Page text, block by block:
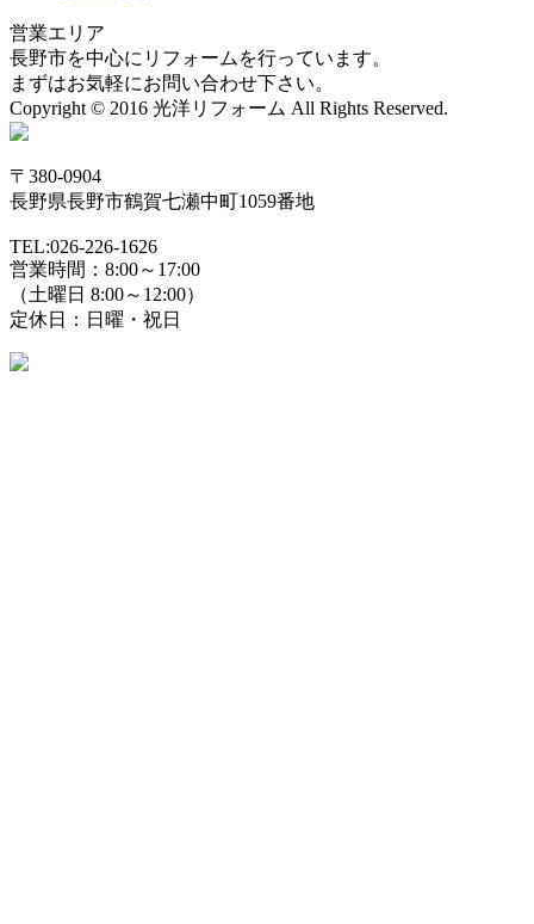
営業エリア
長野市を中心にリフォームを行っています。
まずはお気軽にお問い合わせ下さい。
Copyright © 2016 光洋リフォーム All Rights Reserved.
〒380-0904
長野県長野市鶴賀七瀬中町1059番地
TEL:026-226-1626
営業時間：8:00～17:00
（土曜日 8:00～12:00）
定休日：日曜・祝日